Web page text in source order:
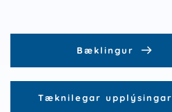
Bæklingur
Tæknilegar upplýsingar